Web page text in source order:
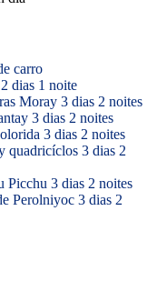
carro
dias 1 noite
Moray 3 dias 2 noites
3 dias 2 noites
3 dias 2 noites
quadricíclos 3 dias 2
Picchu 3 dias 2 noites
Perolniyoc 3 dias 2